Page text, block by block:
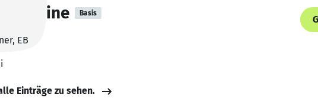
Yine Basis
EB
Einträge zu sehen.